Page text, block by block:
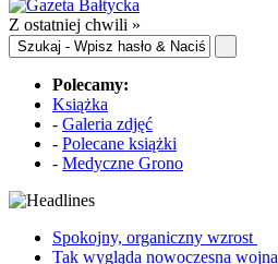
Z ostatniej chwili »
Polecamy:
Książka
- Galeria zdjęć
- Polecane książki
- Medyczne Grono
Spokojny, organiczny wzrost
Tak wygląda nowoczesna wojna